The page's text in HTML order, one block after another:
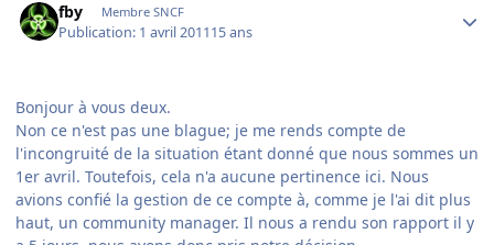
fby Membre SNCF
Publication: 1 avril 201115 ans
Bonjour à vous deux.
Non ce n'est pas une blague; je me rends compte de
l'incongruité de la situation étant donné que nous sommes un
1er avril. Toutefois, cela n'a aucune pertinence ici. Nous
avions confié la gestion de ce compte à, comme je l'ai dit plus
haut, un community manager. Il nous a rendu son rapport il y